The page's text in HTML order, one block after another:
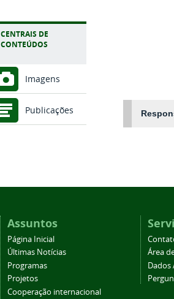
CENTRAIS DE
CONTEÚDOS
Imagens
Publicações
Assuntos
Página Inicial
Últimas Notícias
Programas
Projetos
Cooperação internacional
Área
Dados